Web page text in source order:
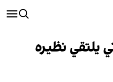
يلتقي نظيره